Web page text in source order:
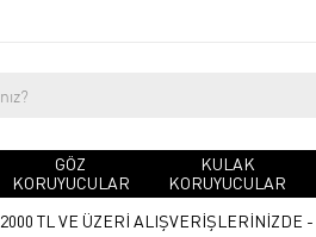
GÖZ
KORUYUCULAR
KULAK
KORUYUCULAR
2000 TL VE ÜZERİ ALIŞVERİŞLERİNİZDE -